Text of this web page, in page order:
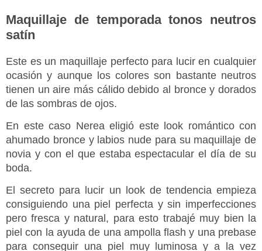
Maquillaje de temporada tonos neutros
satín
Este es un maquillaje perfecto para lucir en cualquier
ocasión y aunque los colores son bastante neutros
tienen un aire más cálido debido al bronce y dorados
de las sombras de ojos.
En este caso Nerea eligió este look romántico con
ahumado bronce y labios nude para su maquillaje de
novia y con el que estaba espectacular el día de su
boda.
El secreto para lucir un look de tendencia empieza
consiguiendo una piel perfecta y sin imperfecciones
pero fresca y natural, para esto trabajé muy bien la
piel con la ayuda de una ampolla flash y una prebase
para conseguir una piel muy luminosa y a la vez